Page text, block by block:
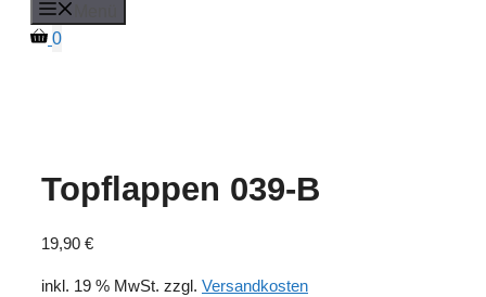
0
Topflappen 039-B
19,90 €
inkl. 19 % MwSt. zzgl. Versandkosten